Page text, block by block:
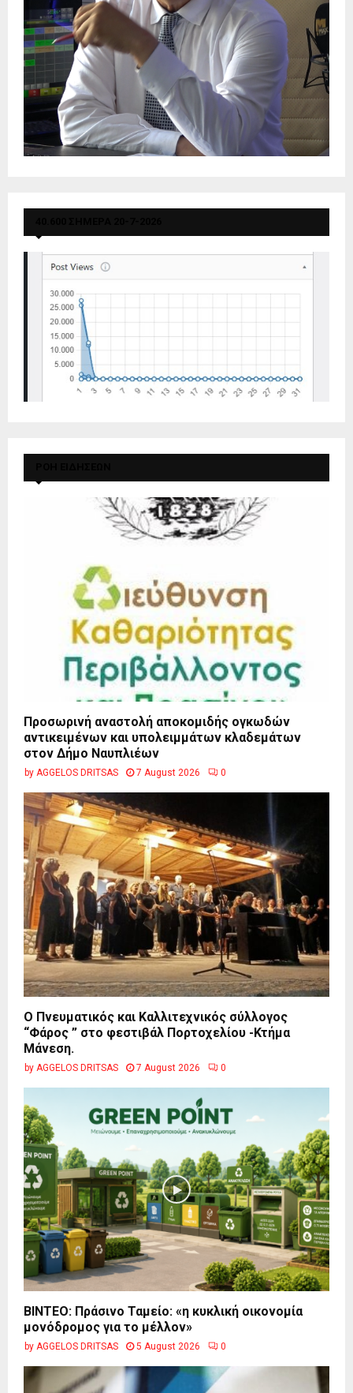
Προσωρινή αναστολή αποκομιδής ογκωδών
αντικειμένων και υπολειμμάτων κλαδεμάτων
στον Δήμο Ναυπλιέων
by AGGELOS DRITSAS 7 August 2026 0
Ο Πνευματικός και Καλλιτεχνικός σύλλογος
“Φάρος ” στο φεστιβάλ Πορτοχελίου -Κτήμα
Μάνεση.
by AGGELOS DRITSAS 7 August 2026 0
BINTEO: Πράσινο Ταμείο: «η κυκλική οικονομία
μονόδρομος για το μέλλον»
by AGGELOS DRITSAS 5 August 2026 0